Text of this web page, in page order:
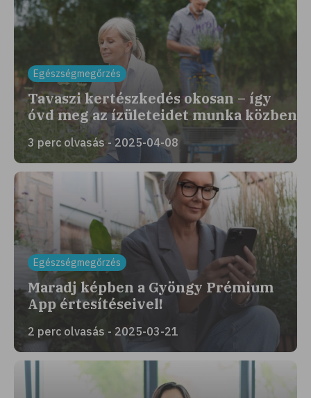
Egészségmegőrzés
Tavaszi kertészkedés okosan – így
óvd meg az ízületeidet munka közben
3 perc olvasás - 2025-04-08
Egészségmegőrzés
Maradj képben a Gyöngy Prémium
App értesítéseivel!
2 perc olvasás - 2025-03-21